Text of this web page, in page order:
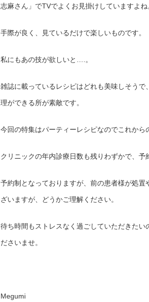
志麻さん」でTVでよくお見掛けしていますよね
手際が良く、見ているだけで楽しいものです。
私にもあの技が欲しいと….。
雑誌に載っているレシピはどれも美味しそう
理ができる所が素敵です。
今回の特集はパーティーレシピなのでこれから
クリニックの年内診療日数も残りわずかで、予
予約制となっておりますが、前の患者様が処
ざいますが、どうかご理解ください。
待ち時間もストレスなく過ごしていただきた
ださいませ。
Megumi